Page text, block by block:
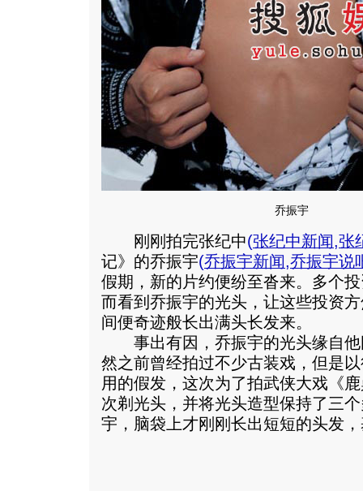
乔振宇
刚刚拍完张纪中(张纪中新闻,张
记》的乔振宇(乔振宇新闻,乔振宇说
假期，新的片约便纷至沓来。多个
而看到乔振宇的光头，让这些投资
间便奇迹般长出满头长发来。
事出有因，乔振宇的光头缘自他
然之前曾经拍过不少古装戏，但是
用的假发，这次为了拍武侠大戏《
次剃光头，并将光头造型保持了三
宇，脑袋上才刚刚长出短短的头发